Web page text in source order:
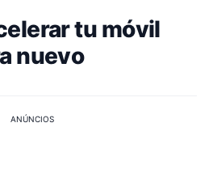
tu móvil
nuevo
ANÚNCIOS